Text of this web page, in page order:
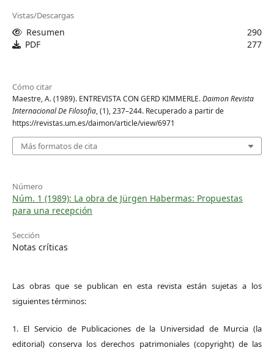
Vistas/Descargas
Resumen
290
PDF
277
Cómo citar
Maestre, A. (1989). ENTREVISTA CON GERD KIMMERLE.Daimon Revista
Internacional De Filosofia, (1), 237–244. Recuperado a partir de
https://revistas.um.es/daimon/article/view/6971
Más formatos de cita
Número
Núm. 1 (1989): La obra de Jürgen Habermas: Propuestas
para una recepción
Sección
Notas críticas
Las obras que se publican en esta revista están sujetas a los
siguientes términos:
1. El Servicio de Publicaciones de la Universidad de Murcia (la
editorial) conserva los derechos patrimoniales (copyright) de las